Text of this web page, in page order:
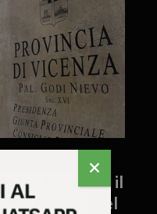
in Provincia: il
il rinnovo del